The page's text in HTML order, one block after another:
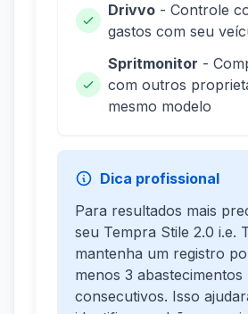
Drivvo - Controle
gastos com seu
Spritmonitor -
com outros
mesmo modelo
Dica profissional
Para resultados mais
seu Tempra Stile 2.0 i.e.
mantenha um registro
menos 3 abastecimentos
consecutivos. Isso